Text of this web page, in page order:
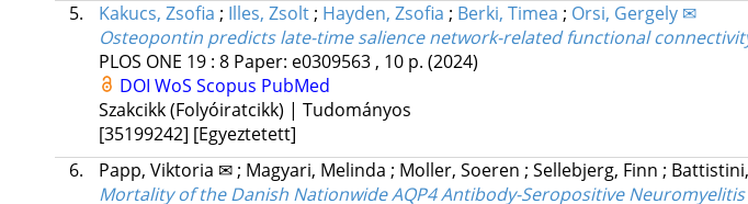
5.
Kakucs, Zsofia ; Illes, Zsolt; Hayden, Zsofia ; Berki, Timea ; Orsi, Gergely ✉
Osteopontin predicts late-time salience network-related functional
PLOS ONE 19: 8 Paper: e0309563 , 10 p. (2024)
DOI WoS Scopus PubMed
Szakcikk (Folyóiratcikk) | Tudományos
[35199242] [Egyeztetett]
6.
Papp, Viktoria ✉; Magyari, Melinda ; Moller, Soeren ; Sellebjerg, Finn ;
Mortality of the Danish Nationwide AQP4 Antibody-Seropositive